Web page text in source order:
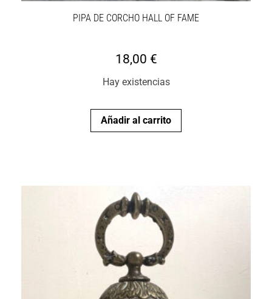
PIPA DE CORCHO HALL OF FAME
18,00 €
Hay existencias
Añadir al carrito